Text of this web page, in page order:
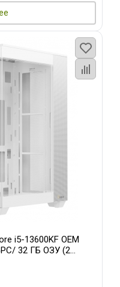
i5-13600KF OEM
32 ГБ ОЗУ (2
OC 8GB